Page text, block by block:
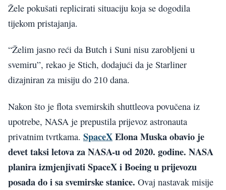
Žele pokušati replicirati situaciju koja se dogodila
tijekom pristajanja.
“Želim jasno reći da Butch i Suni nisu zarobljeni u
svemiru”, rekao je Stich, dodajući da je Starliner
dizajniran za misiju do 210 dana.
Nakon što je flota svemirskih shuttleova povučena iz
upotrebe, NASA je prepustila prijevoz astronauta
privatnim tvrtkama. SpaceXElona Muska obavio je
devet taksi letova za NASA-u od 2020. godine. NASA
planira izmjenjivati SpaceX i Boeing u prijevozu
posada do i sa svemirske stanice. Ovaj nastavak misije